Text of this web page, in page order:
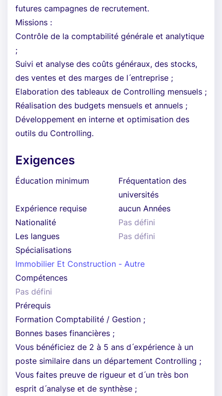
futures campagnes de recrutement.
Missions :
Contrôle de la comptabilité générale et analytique
;
Suivi et analyse des coûts généraux, des stocks,
des ventes et des marges de l ́entreprise ;
Elaboration des tableaux de Controlling mensuels ;
Réalisation des budgets mensuels et annuels ;
Développement en interne et optimisation des
outils du Controlling.
Exigences
Éducation minimum
Fréquentation des
universités
Expérience requise
aucun Années
Nationalité
Pas défini
Les langues
Pas défini
Spécialisations
Immobilier Et Construction - Autre
Compétences
Pas défini
Prérequis
Formation Comptabilité / Gestion ;
Bonnes bases financières ;
Vous bénéficiez de 2 à 5 ans d ́expérience à un
poste similaire dans un département Controlling ;
Vous faites preuve de rigueur et d ́un très bon
esprit d ́analyse et de synthèse ;